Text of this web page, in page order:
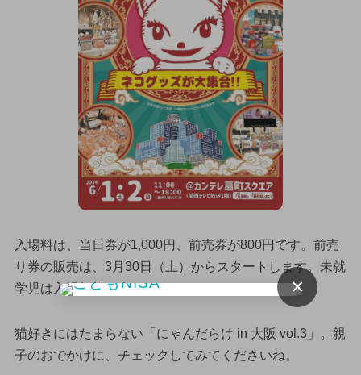
入場料は、当日券が1,000円、前売券が800円です。前売
り券の販売は、3月30日（土）からスタートします。未就
学児は入場無料で楽しめますよ。
猫好きにはたまらない「にゃんだらけ in 大阪 vol.3」。親
子のおでかけに、チェックしてみてくださいね。
×